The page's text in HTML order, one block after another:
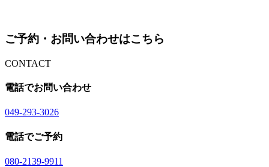
ご予約・お問い合わせはこちら
CONTACT
電話でお問い合わせ
049-293-3026
電話でご予約
080-2139-9911